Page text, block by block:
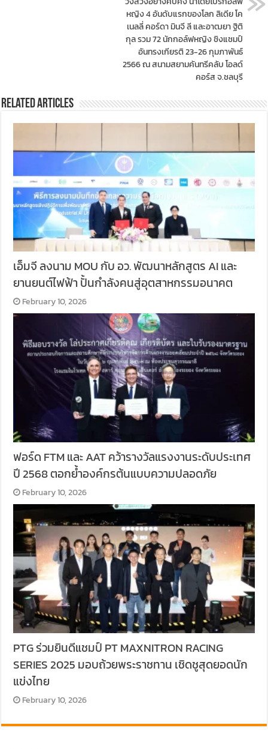
หญิง 4 อันดับแรกของโลก ลิเดีย โค
เนลลี่ คอร์ดา มินจี ลี และอาฒยา ฐิติ
กุล รวม 72 นักกอล์ฟหญิง ชิงแชมป์
อันทรงเกียรติ 23-26 กุมภาพันธ์
2566 ณ สนามสยามคันทรีคลับ โอลด์
คอร์ส จ.ชลบุรี
Related Articles
เอ็มจี ลงนาม MOU กับ อว. พัฒนาหลักสูตร AI และ
ยานยนต์ไฟฟ้า ปั้นกำลังคนสู่อุตสาหกรรมอนาคต
February 10, 2026
ฟอร์ด FTM และ AAT คว้ารางวัลแรงงานระดับประเทศ
ปี 2568 ตอกย้ำองค์กรต้นแบบความปลอดภัย
February 10, 2026
PTG ร่วมยินดีแชมป์ PT MAXNITRON RACING
SERIES 2025 มอบถ้วยพระราชทาน เชิดชูสุดยอดนัก
แข่งไทย
February 10, 2026